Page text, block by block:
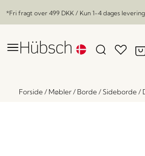
*Fri fragt over 499 DKK / Kun 1-4 dages levering
Forside/ Møbler/ Borde/ Sideborde/